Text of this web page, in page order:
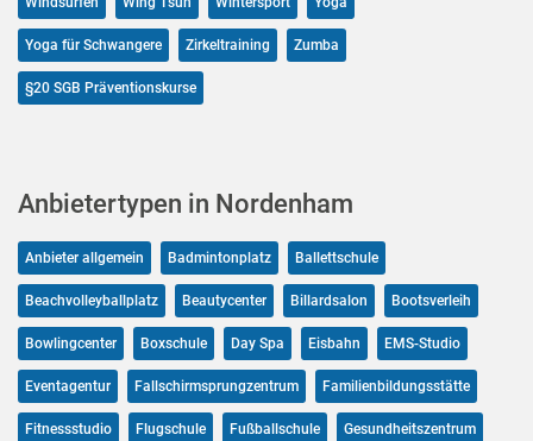
Yoga für Schwangere Zirkeltraining Zumba
§20 SGB Präventionskurse
Anbietertypen in Nordenham
Anbieter allgemein Badmintonplatz Ballettschule
Beachvolleyballplatz Beautycenter Billardsalon Bootsverleih
Bowlingcenter Boxschule Day Spa Eisbahn EMS-Studio
Eventagentur Fallschirmsprungzentrum Familienbildungsstätte
Fitnessstudio Flugschule Fußballschule Gesundheitszentrum